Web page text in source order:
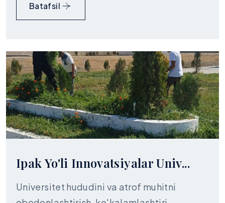
Batafsil
Ipak Yo'li Innovatsiyalar Univ...
Universitet hududini va atrof muhitni